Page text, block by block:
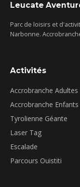
Leucate
Parc de loisirs et
Narbonne.
Activités
Accrobranche Adultes
Accrobranche Enfants
Tyrolienne Géante
Laser Tag
Escalade
Parcours Ouistiti